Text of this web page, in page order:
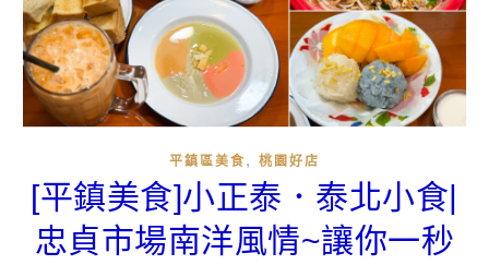
平鎮區美食 , 桃園好店
[平鎮美食]小正泰．泰北小食|
忠貞市場南洋風情~讓你一秒